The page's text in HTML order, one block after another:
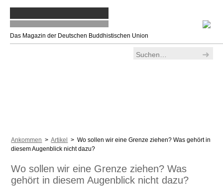
Das Magazin der Deutschen Buddhistischen Union
Ankommen >Artikel
> Wo sollen wir eine Grenze ziehen? Was gehört in
diesem Augenblick nicht dazu?
Wo sollen wir eine Grenze ziehen? Was
gehört in diesem Augenblick nicht dazu?